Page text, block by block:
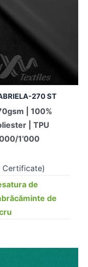
270 ST
| 100%
| TPU
1’000
Certificate)
de
de